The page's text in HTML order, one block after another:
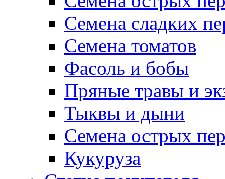
Семена сладких
Семена томатов
Фасоль и бобы
Пряные травы и
Тыквы и дыни
Семена острых
Кукуруза